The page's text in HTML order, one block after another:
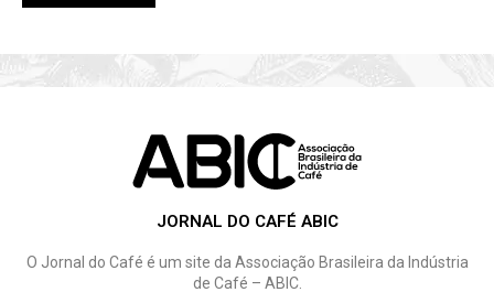
JORNAL DO CAFÉ ABIC
O Jornal do Café é um site da Associação Brasileira da Indústria
de Café – ABIC.